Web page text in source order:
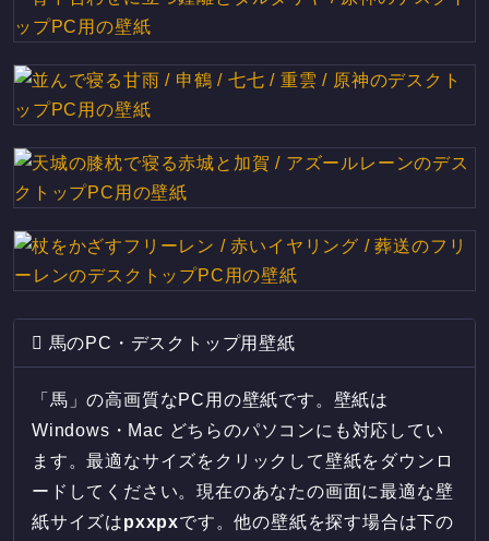
馬のPC・デスクトップ用壁紙
「馬」の高画質なPC用の壁紙です。壁紙は
Windows・Mac どちらのパソコンにも対応してい
ます。最適なサイズをクリックして壁紙をダウンロ
ードしてください。現在のあなたの画面に最適な壁
紙サイズはpxxpxです。他の壁紙を探す場合は下の